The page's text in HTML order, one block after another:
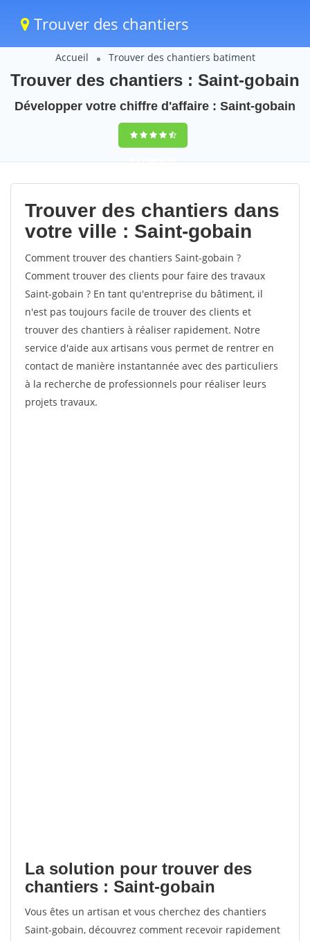
Trouver des chantiers
Accueil Trouver des chantiers batiment
Trouver des chantiers : Saint-gobain
Développer votre chiffre d'affaire : Saint-gobain
9,5(100%)45
votes
Trouver des chantiers dans
votre ville : Saint-gobain
Comment trouver des chantiers Saint-gobain ?
Comment trouver des clients pour faire des travaux
Saint-gobain ? En tant qu'entreprise du bâtiment, il
n'est pas toujours facile de trouver des clients et
trouver des chantiers à réaliser rapidement. Notre
service d'aide aux artisans vous permet de rentrer en
contact de manière instantannée avec des particuliers
à la recherche de professionnels pour réaliser leurs
projets travaux.
La solution pour trouver des
chantiers : Saint-gobain
Vous êtes un artisan et vous cherchez des chantiers
Saint-gobain, découvrez comment recevoir rapidement